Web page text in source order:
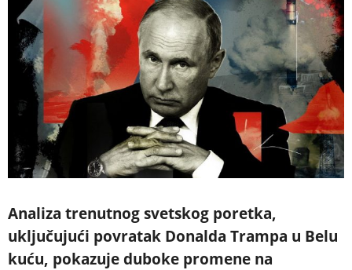
Analiza trenutnog svetskog poretka,
uključujući povratak Donalda Trampa u Belu
kuću, pokazuje duboke promene na